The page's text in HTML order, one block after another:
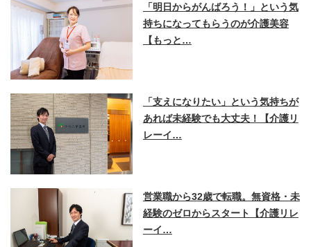
「明日からがんばろう！」という気
持ちになってもらうのが介護美容
【もっと…
「支えになりたい」という気持ちが
あれば未経験でも大丈夫！【介護リ
レーイ…
営業職から32歳で転職。無資格・未
経験のゼロからスタート【介護リレ
ーイ…